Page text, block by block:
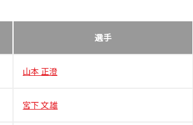
選手
山本 正澄
宮下 文雄